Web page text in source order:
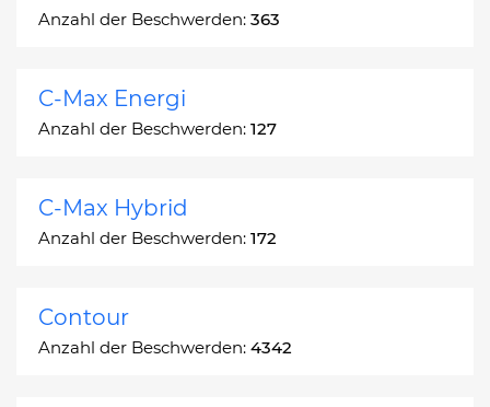
Anzahl der Beschwerden: 363
C-Max Energi
Anzahl der Beschwerden: 127
C-Max Hybrid
Anzahl der Beschwerden: 172
Contour
Anzahl der Beschwerden: 4342